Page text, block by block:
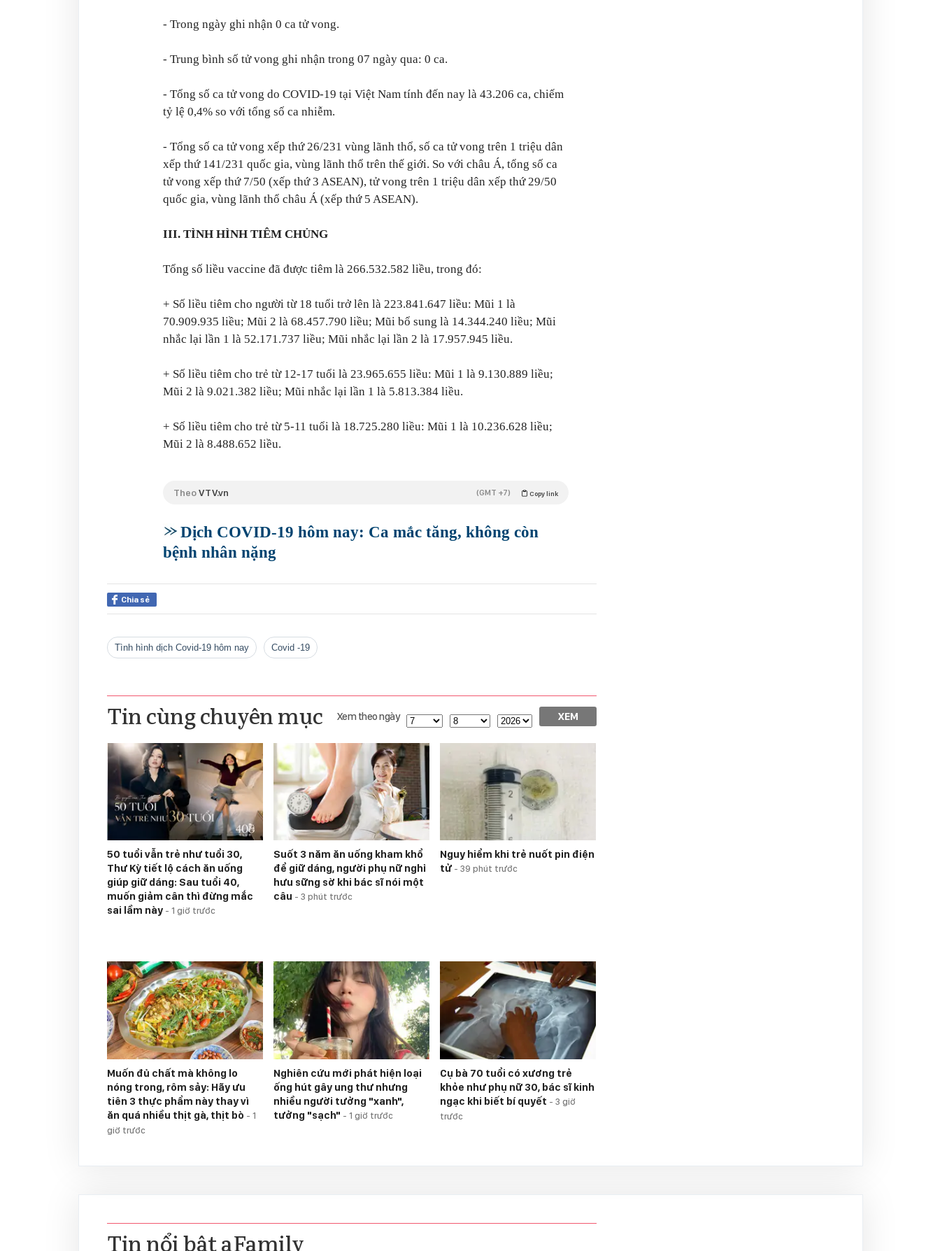
- Trong ngày ghi nhận 0 ca tử vong.
- Trung bình số tử vong ghi nhận trong 07 ngày qua: 0 ca.
- Tổng số ca tử vong do COVID-19 tại Việt Nam tính đến nay là 43.206 ca, chiếm
tỷ lệ 0,4% so với tổng số ca nhiễm.
- Tổng số ca tử vong xếp thứ 26/231 vùng lãnh thổ, số ca tử vong trên 1 triệu dân
xếp thứ 141/231 quốc gia, vùng lãnh thổ trên thế giới. So với châu Á, tổng số ca
tử vong xếp thứ 7/50 (xếp thứ 3 ASEAN), tử vong trên 1 triệu dân xếp thứ 29/50
quốc gia, vùng lãnh thổ châu Á (xếp thứ 5 ASEAN).
III. TÌNH HÌNH TIÊM CHỦNG
Tổng số liều vaccine đã được tiêm là 266.532.582 liều, trong đó:
+ Số liều tiêm cho người từ 18 tuổi trở lên là 223.841.647 liều: Mũi 1 là
70.909.935 liều; Mũi 2 là 68.457.790 liều; Mũi bổ sung là 14.344.240 liều; Mũi
nhắc lại lần 1 là 52.171.737 liều; Mũi nhắc lại lần 2 là 17.957.945 liều.
+ Số liều tiêm cho trẻ từ 12-17 tuổi là 23.965.655 liều: Mũi 1 là 9.130.889 liều;
Mũi 2 là 9.021.382 liều; Mũi nhắc lại lần 1 là 5.813.384 liều.
+ Số liều tiêm cho trẻ từ 5-11 tuổi là 18.725.280 liều: Mũi 1 là 10.236.628 liều;
Mũi 2 là 8.488.652 liều.
TheoVTV.vn Copy link
(GMT +7)
Dịch COVID-19 hôm nay: Ca mắc tăng, không còn
bệnh nhân nặng
Chia sẻ
tình hình dịch Covid-19 hôm nay Covid -19
Tin cùng chuyên mục Xem theo ngày XEM
50 tuổi vẫn trẻ như tuổi 30,
Thư Kỳ tiết lộ cách ăn uống
giúp giữ dáng: Sau tuổi 40,
muốn giảm cân thì đừng mắc
sai lầm này - 1 giờ trước
Suốt 3 năm ăn uống kham khổ
để giữ dáng, người phụ nữ nghỉ
hưu sững sờ khi bác sĩ nói một
câu - 3 phút trước
Nguy hiểm khi trẻ nuốt pin điện
tử - 39 phút trước
Muốn đủ chất mà không lo
nóng trong, rôm sảy: Hãy ưu
tiên 3 thực phẩm này thay vì
ăn quá nhiều thịt gà, thịt bò - 1
giờ trước
Nghiên cứu mới phát hiện loại
ống hút gây ung thư nhưng
nhiều người tưởng "xanh",
tưởng "sạch" - 1 giờ trước
Cụ bà 70 tuổi có xương trẻ
khỏe như phụ nữ 30, bác sĩ kinh
ngạc khi biết bí quyết - 3 giờ
trước
Tin nổi bật aFamily